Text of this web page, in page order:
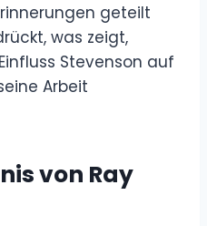
geteilt
was zeigt,
Stevenson auf
Arbeit
von Ray